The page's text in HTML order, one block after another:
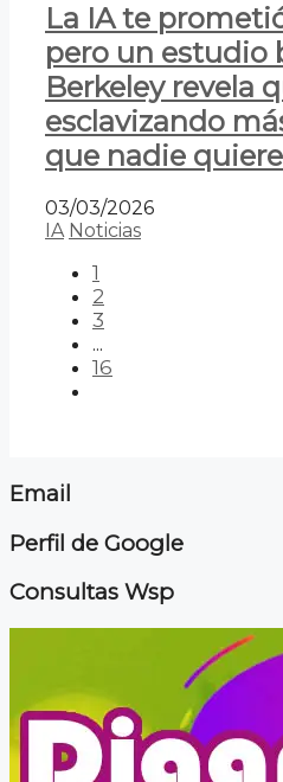
La IA te
pero un estudio
Berkeley revela
esclavizando
que nadie
03/03/2026
IA Noticias
1
2
3
...
16
Email
Perfil de Google
Consultas Wsp